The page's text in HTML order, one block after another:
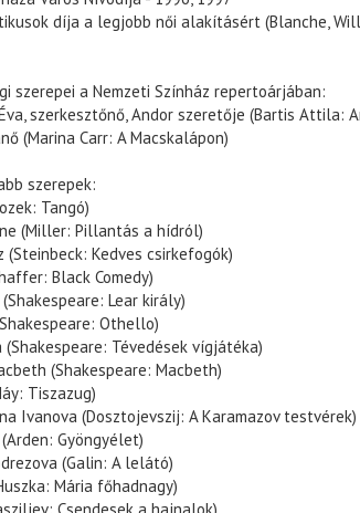
díja a legjobb női alakításért (Blanche,
szerepei a Nemzeti Színház repertoárjában:
szerkesztőnő, Andor szeretője (Bartis Attila:
(Marina Carr: A Macskalápon)
szerepek:
Tangó)
(Miller: Pillantás a hídról)
(Steinbeck: Kedves csirkefogók)
Black Comedy)
Lear király)
Othello)
(Shakespeare: Tévedések vígjátéka)
(Shakespeare: Macbeth)
Tiszazug)
Ivanova (Dosztojevszij: A Karamazov testvérek)
Gyöngyélet)
(Galin: A lelátó)
Mária főhadnagy)